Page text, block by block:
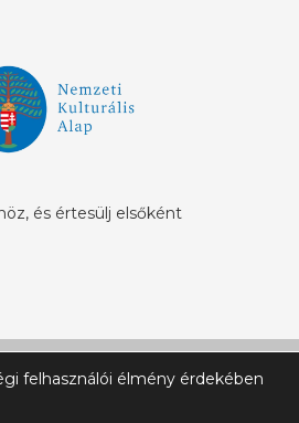
és értesülj elsőként
felhasználói élmény érdekében